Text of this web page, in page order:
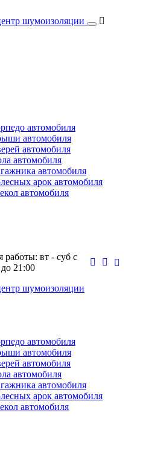
шумоизоляции
автомобиля
автомобиля
автомобиля
автомобиля
автомобиля
арок автомобиля
автомобиля
работы: вт - суб c
21:00
шумоизоляции
автомобиля
автомобиля
автомобиля
автомобиля
автомобиля
арок автомобиля
автомобиля